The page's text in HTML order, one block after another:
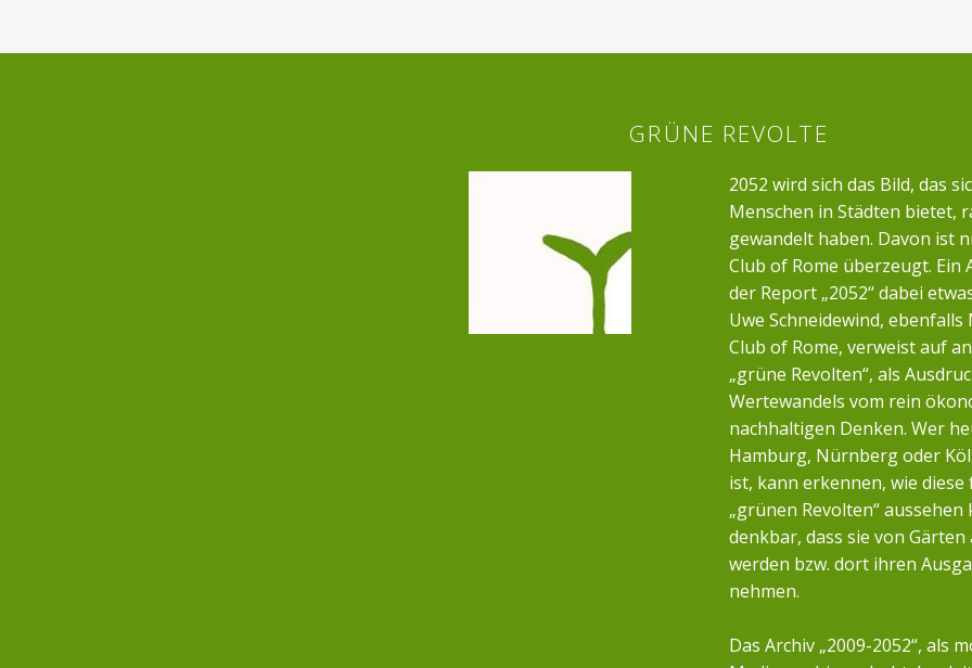
GRÜNE REVOLTE
2052 wird sich das Bild, das
Menschen in Städten bietet,
gewandelt haben. Davon ist
Club of Rome überzeugt. Ein
der Report „2052“ dabei
Uwe Schneidewind, ebenfalls
Club of Rome, verweist auf
„grüne Revolten“, als
Wertewandels vom rein
nachhaltigen Denken. Wer
Hamburg, Nürnberg oder
ist, kann erkennen, wie diese
„grünen Revolten“ aussehen
denkbar, dass sie von
werden bzw. dort ihren
nehmen.
Das Archiv „2009-2052“, als